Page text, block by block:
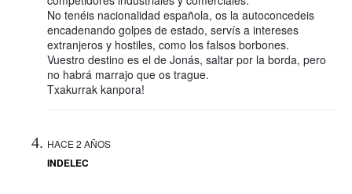
No tenéis nacionalidad española, os la autoconcedeis
encadenando golpes de estado, servís a intereses
extranjeros y hostiles, como los falsos borbones.
Vuestro destino es el de Jonás, saltar por la borda, pero
no habrá marrajo que os trague.
Txakurrak kanpora!
HACE 2 AÑOS
INDELEC